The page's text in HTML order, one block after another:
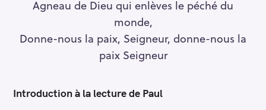
Agneau de Dieu qui enlèves le péché du
monde,
Donne-nous la paix, Seigneur, donne-nous la
paix Seigneur
Introduction à la lecture de Paul